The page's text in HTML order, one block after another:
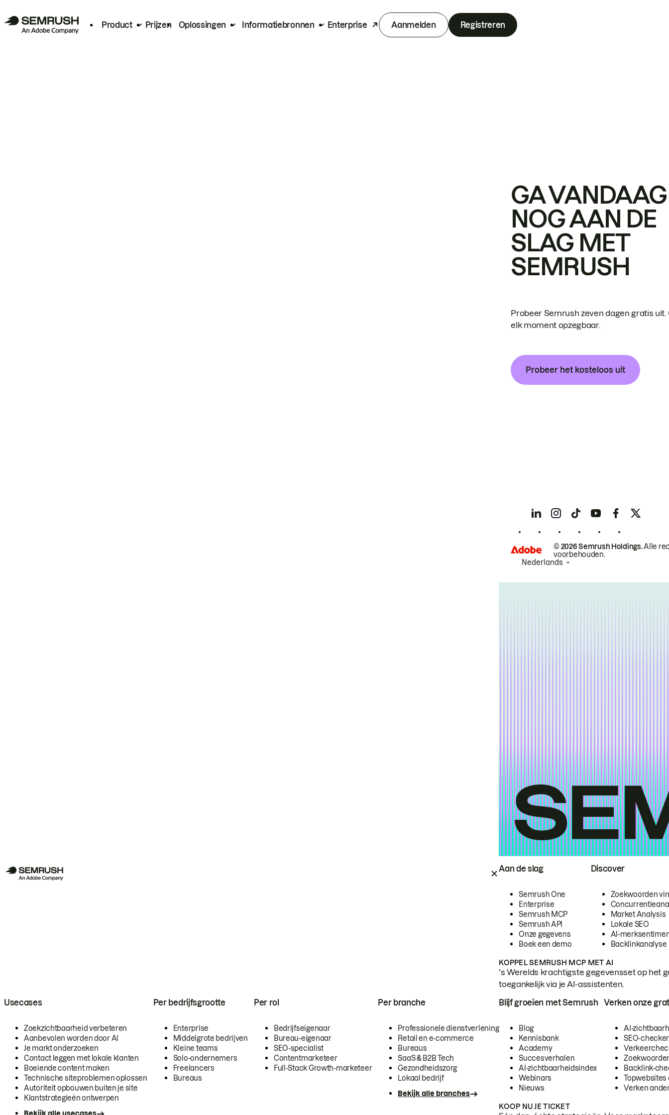
Product Prijzen Oplossingen Informatiebronnen Enterprise Aanmelden Registreren
Aan de slag
Semrush One
Enterprise
Semrush MCP
Semrush API
Onze gegevens
Boek een demo
Discover
Zoekwoorden
Market Analysis
Lokale SEO
AI-
Backlinkanalyse
KOPPEL SEMRUSH MCP MET AI
's Werelds krachtigste gegevensset op het
toegankelijk via je AI-assistenten.
Usecases
Zoekzichtbaarheid verbeteren
Aanbevolen worden door AI
Je markt onderzoeken
Contact leggen met lokale klanten
Boeiende content maken
Technische siteproblemen oplossen
Autoriteit opbouwen buiten je site
Klantstrategieën ontwerpen
Per bedrijfsgrootte
Enterprise
Middelgrote bedrijven
Kleine teams
Solo-ondernemers
Freelancers
Bureaus
Per rol
Bedrijfseigenaar
Bureau-eigenaar
SEO-specialist
Contentmarketeer
Full-Stack Growth-marketeer
Per branche
Professionele dienstverlening
Retail en e-commerce
Bureaus
SaaS & B2B Tech
Gezondheidszorg
Lokaal bedrijf
Bekijk alle branches
Blijf groeien met Semrush
Blog
Kennisbank
Academy
Succesverhalen
AI-zichtbaarheidsindex
Webinars
Nieuws
Verken onze
AI-
SEO-checker
Backlink-
Topwebsites
Verken
KOOP NU JE TICKET
GA VANDAAG
NOG AAN DE
SLAG MET
SEMRUSH
Probeer Semrush zeven dagen gratis uit.
elk moment opzegbaar.
Probeer het kosteloos uit
© 2026 Semrush Holdings.Alle
voorbehouden.
Nederlands